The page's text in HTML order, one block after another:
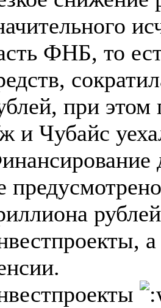
ФНБ, то
при этом
и Чубайс